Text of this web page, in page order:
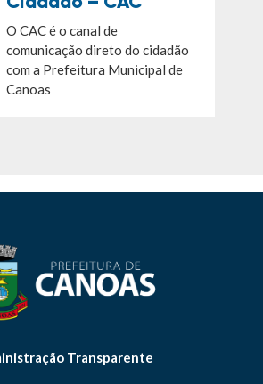
O CAC é o canal de
comunicação direto do cidadão
com a Prefeitura Municipal de
Canoas
Transparente